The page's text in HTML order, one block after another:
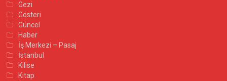
Gezi
Gösteri
Güncel
Haber
İş Merkezi – Pasaj
İstanbul
Kilise
Kitap